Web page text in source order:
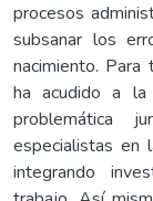
procesos
subsanar los
nacimiento.
ha acudido a
problemática
especialistas en
integrando